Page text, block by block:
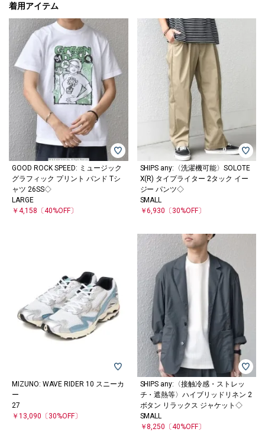
着用アイテム
GOOD ROCK SPEED: ミュージック
グラフィック プリント バンド Tシ
ャツ 26SS◇
LARGE
￥4,158 〔40%OFF〕
SHIPS any:〈洗濯機可能〉SOLOTE
X(R) タイプライター 2タック イー
ジー パンツ◇
SMALL
￥6,930 〔30%OFF〕
MIZUNO: WAVE RIDER 10 スニーカ
ー
27
￥13,090 〔30%OFF〕
SHIPS any:〈接触冷感・ストレッ
チ・遮熱等〉ハイブリッドリネン 2
ボタン リラックス ジャケット◇
SMALL
￥8,250 〔40%OFF〕